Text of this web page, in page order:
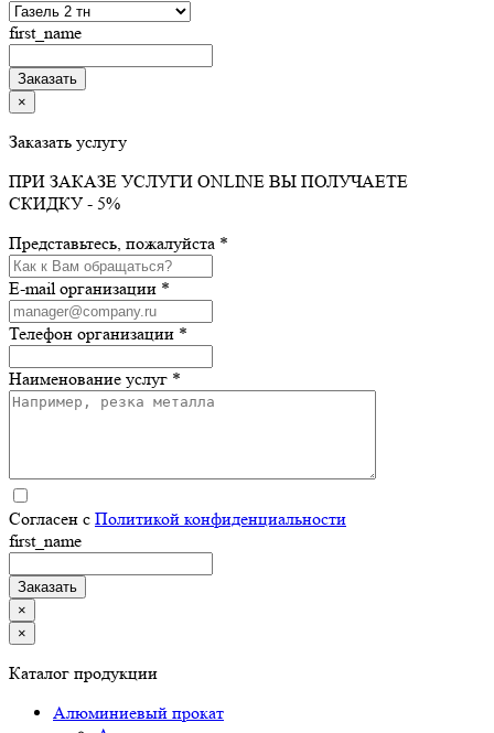
first_name
×
Заказать услугу
ПРИ ЗАКАЗЕ УСЛУГИ ONLINE ВЫ ПОЛУЧАЕТЕ
СКИДКУ - 5%
Представьтесь, пожалуйста *
E-mail организации *
Телефон организации *
Наименование услуг *
Согласен с Политикой конфиденциальности
first_name
×
×
Каталог продукции
Алюминиевый прокат